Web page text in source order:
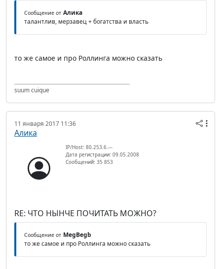
Сообщение от Алика
талантлив, мерзавец + богатства и власть
то же самое и про Роллинга можно сказать
suum cuique
11 января 2017 11:36
Алика
IP/Host: 80.253.6.---
Дата регистрации: 09.05.2008
Сообщений: 35 853
RE: ЧТО НЫНЧЕ ПОЧИТАТЬ МОЖНО?
Сообщение от MegBegb
то же самое и про Роллинга можно сказать